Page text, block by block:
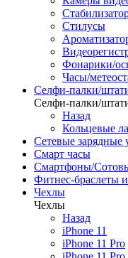
Стилусы
Фонарики/
Часы/
Селфи-палки/
Селфи-палки/
Назад
Кольцевые
Сетевые зарядные
Смарт часы
Смартфоны/
Фитнес-браслеты
Чехлы
Чехлы
Назад
iPhone 11
iPhone 11 Pro